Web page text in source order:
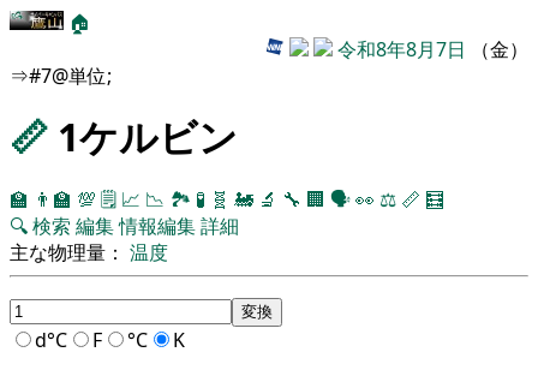
🏠
令和8年8月7日 （金）
⇒#7@単位;
📏 1ケルビン
🏫 👨‍🏫 💯 🗒️ 📈 📉 🏞 🧪 🧬 🚂 🔬 🔧 🏢 🗣️👀 ⚖️ 📏 🧮
🔍検索 編集情報編集詳細
主な物理量： 温度
d°C F °C
K